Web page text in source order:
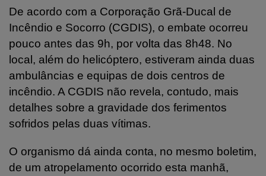
De acordo com a Corporação Grã-Ducal de
Incêndio e Socorro (CGDIS), o embate ocorreu
pouco antes das 9h, por volta das 8h48. No
local, além do helicóptero, estiveram ainda duas
ambulâncias e equipas de dois centros de
incêndio. A CGDIS não revela, contudo, mais
detalhes sobre a gravidade dos ferimentos
sofridos pelas duas vítimas.
O organismo dá ainda conta, no mesmo boletim,
de um atropelamento ocorrido esta manhã,